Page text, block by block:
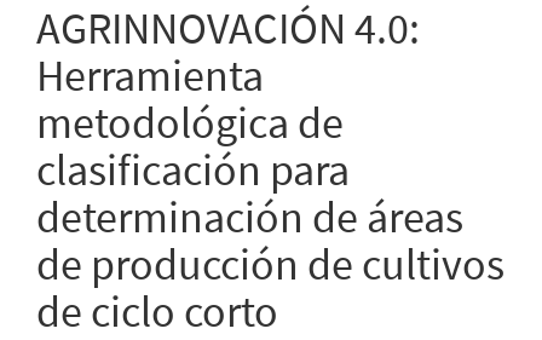
AGRINNOVACIÓN 4.0:
Herramienta
metodológica de
clasificación para
determinación de áreas
de producción de cultivos
de ciclo corto